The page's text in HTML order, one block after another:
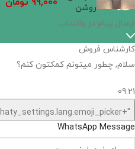
روشن
ارسال پیام در واتساپ
کارشناس فروش
سلام, چطور میتونم کمکتون کنم؟
09:21
"+chaty_settings.lang.emoji_picker+"
WhatsApp Message